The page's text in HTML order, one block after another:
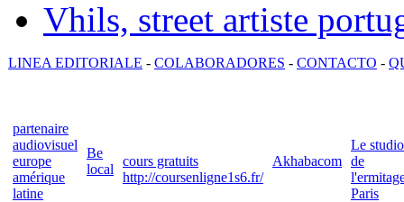
Vhils, street artiste
LINEA EDITORIALE - COLABORADORES - CONTACTO -
partenaire
audiovisuel
europe
amérique
latine
Be
local
cours gratuits
http://coursenligne1s6.fr/
Akhabacom
Le studio
de
Paris